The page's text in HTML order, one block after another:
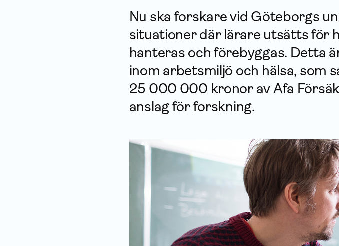
Nu ska forskare vid Göteborgs
situationer där lärare utsätts för
hanteras och förebyggas. Detta
inom arbetsmiljö och hälsa, som
25 000 000 kronor av Afa
anslag för forskning.